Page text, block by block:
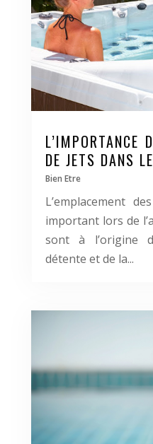
L’IMPORTANCE
DE JETS DANS
Bien Etre
L’emplacement
important lors de
sont à l’origine
détente et de la...